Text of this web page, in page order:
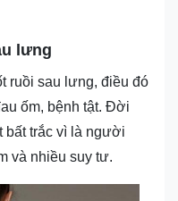
lưng
sau lưng, điều đó
ốm, bệnh tật. Đời
bất trắc vì là người
và nhiều suy tư.